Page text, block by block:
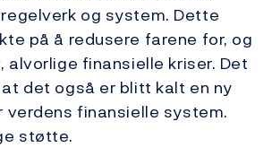
og system. Dette
på å redusere farene for, og
alvorlige finansielle kriser. Det
det også er blitt kalt en ny
finansielle system.
støtte.